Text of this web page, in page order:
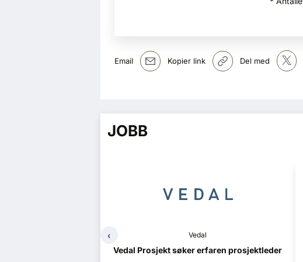
Email Kopier link Del med
JOBB
Norconsult
Brannrådgiver / Rådgivende ingeniør
‹